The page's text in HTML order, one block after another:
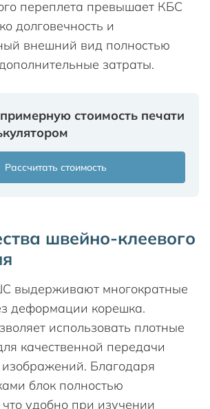
переплета превышает КБС
долговечность и
внешний вид полностью
затраты.
стоимость печати
Рассчитать стоимость
швейно-клеевого
выдерживают многократные
деформации корешка.
использовать плотные
качественной передачи
Благодаря
блок полностью
удобно при изучении